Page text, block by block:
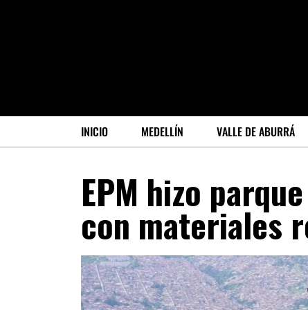
INICIO MEDELLÍN VALLE DE ABURRÁ
EPM hizo
con materiales